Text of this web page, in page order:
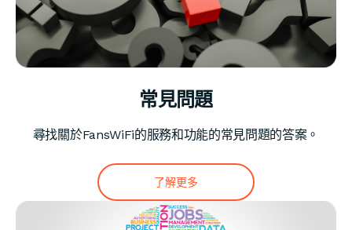
常見問題
尋找關於FansWiFi的服務和功能的常見問題的答案。
了解更多